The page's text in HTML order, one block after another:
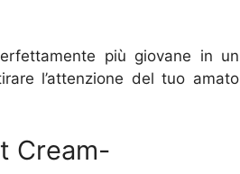
più giovane in un
l’attenzione del tuo amato
Cream-